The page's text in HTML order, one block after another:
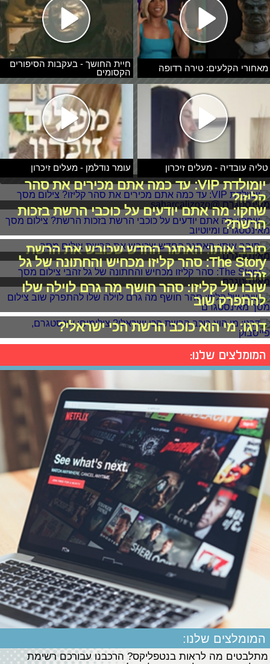
מאחורי הקלעים: טירה רדופה
חיית החושך - בעקבות הסיפורים
הקסומים
טליה עובדיה - מעלים זיכרון עומר נודלמן - מעלים זיכרון
יומולדת VIP: עד כמה אתם מכירים את סהר
קליזו?
שחקו: מה אתם יודעים על כוכבי הרשת בזכות
הרשת?
סובב אותו: האתגר החדש שכובש את הרשת
The Story: סהר קליזו מכחיש והחתונה של גל
זהבי
שובו של קליזו: סהר חושף מה גרם לוילה שלו
להתפרק שוב
דרגו: מי הוא כוכב הרשת הכי ישראלי?
המומלצים שלנו:
המומלצים שלנו:
מתלבטים מה לראות בנטפליקס? הרכבנו עבורכם רשימת